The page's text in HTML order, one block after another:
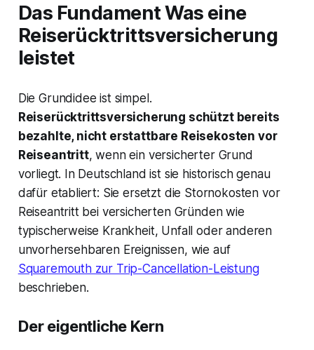
Das Fundament Was eine
Reiserücktrittsversicherung
leistet
Die Grundidee ist simpel.
Reiserücktrittsversicherung schützt bereits
bezahlte, nicht erstattbare Reisekosten vor
Reiseantritt, wenn ein versicherter Grund
vorliegt. In Deutschland ist sie historisch genau
dafür etabliert: Sie ersetzt die Stornokosten vor
Reiseantritt bei versicherten Gründen wie
typischerweise Krankheit, Unfall oder anderen
unvorhersehbaren Ereignissen, wie auf
Squaremouth zur Trip-Cancellation-Leistung
beschrieben.
Der eigentliche Kern